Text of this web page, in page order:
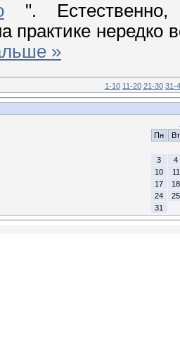
".
практике нередко
»
1-10 11-20 21-30 31-
Пн
Вт
3
4
10
11
17
18
24
25
31